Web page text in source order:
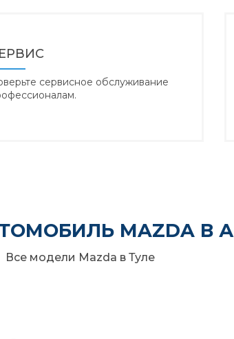
сервисное обслуживание
MAZDA В
Все модели Mazda в Туле